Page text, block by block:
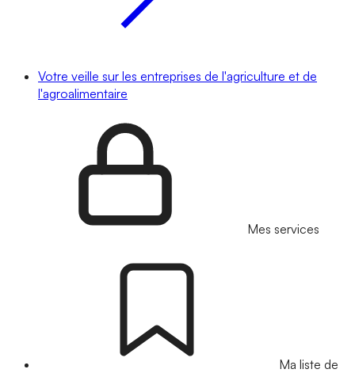
Votre veille sur les entreprises de l'agriculture et de
l'agroalimentaire
Mes services
Ma liste de